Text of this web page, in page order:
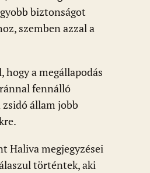
biztonságot
szemben azzal a
a megállapodás
fennálló
állam jobb
Haliva megjegyzései
történtek, aki